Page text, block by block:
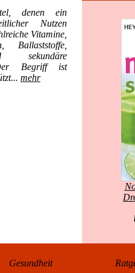
denen ein
Nutzen
Vitamine,
Ballaststoffe,
sekundäre
Begriff ist
mehr
Gesundheit